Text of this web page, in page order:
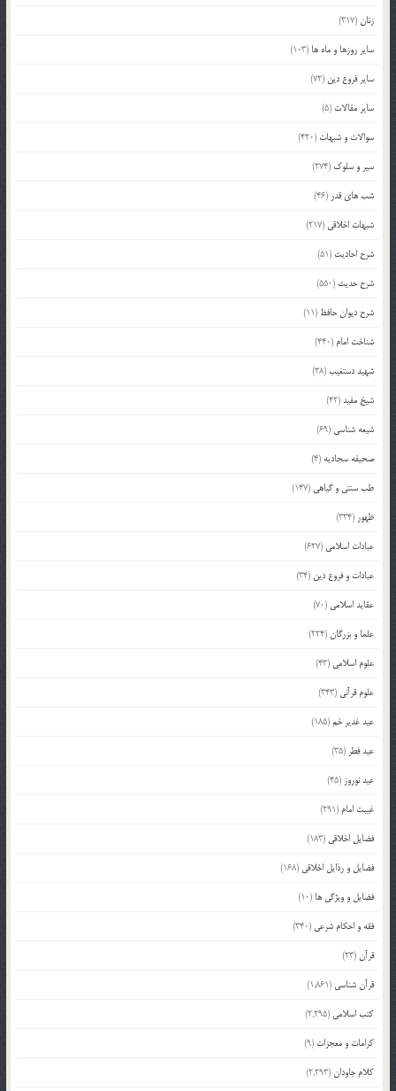
زنان(317)
سایر روزها و ماه ها (103)
سایر فروع دین (72)
سایر مقالات (5)
سوالات و شبهات (420)
سیر و سلوک (274)
شب های قدر (46)
شبهات اخلاقی (217)
شرح احادیث (51)
شرح حدیث (550)
شرح دیوان حافظ (11)
شناخت امام (440)
شهید دستغیب(38)
شیخ مفید(42)
شیعه شناسی (69)
صحیفه سجادیه (4)
طب سنتی و گیاهی (147)
ظهور (334)
عبادات اسلامی (627)
عبادات و فروع دین (34)
عقاید اسلامی (70)
علما و بزرگان(224)
علوم اسلامی (43)
علوم قرآنی (343)
عید غدیر خم(185)
عید فطر (35)
عید نوروز (45)
غیبت امام (291)
فضایل اخلاقی (183)
فضایل و رذایل اخلاقی (168)
فضایل و ویژگی ها (10)
فقه و احکام شرعی (340)
قرآن(23)
قرآن شناسی (1,861)
کتب اسلامی (2,295)
کرامات و معجزات (9)
کلام جاودان(2,293)